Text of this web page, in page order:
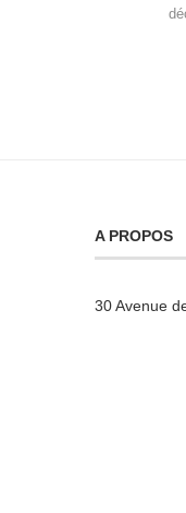
A PROPOS
30 Avenue